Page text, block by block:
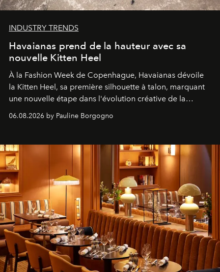
INDUSTRY TRENDS
Havaianas prend de la hauteur avec sa
nouvelle Kitten Heel
À la Fashion Week de Copenhague, Havaianas dévoile
la Kitten Heel, sa première silhouette à talon, marquant
une nouvelle étape dans l'évolution créative de la
06.08.2026 by Pauline Borgogno